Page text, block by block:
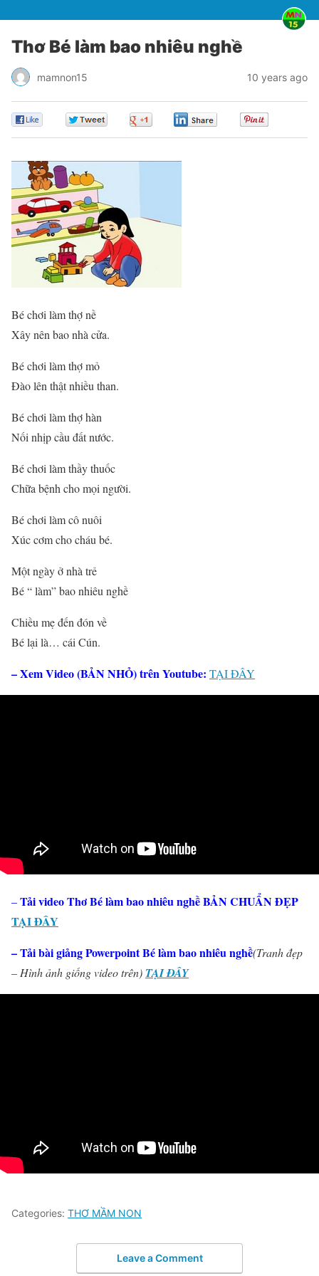
Thơ Bé làm bao nhiêu nghề
mamnon15 10 years ago
Bé chơi làm thợ nề
Xây nên bao nhà cửa.
Bé chơi làm thợ mỏ
Đào lên thật nhiều than.
Bé chơi làm thợ hàn
Nối nhịp cầu đất nước.
Bé chơi làm thầy thuốc
Chữa bệnh cho mọi người.
Bé chơi làm cô nuôi
Xúc cơm cho cháu bé.
Một ngày ở nhà trẻ
Bé “ làm” bao nhiêu nghề
Chiều mẹ đến đón về
Bé lại là… cái Cún.
– Xem Video (BẢN NHỎ) trên Youtube: TẠI ĐÂY
–Tải video Thơ Bé làm bao nhiêu nghề BẢN CHUẨN ĐẸP
TẠI ĐÂY
– Tải bài giảng Powerpoint Bé làm bao nhiêu nghề(Tranh đẹp
– Hình ảnh giống video trên) TẠI ĐÂY
Categories: THƠ MẦM NON
Leave a Comment